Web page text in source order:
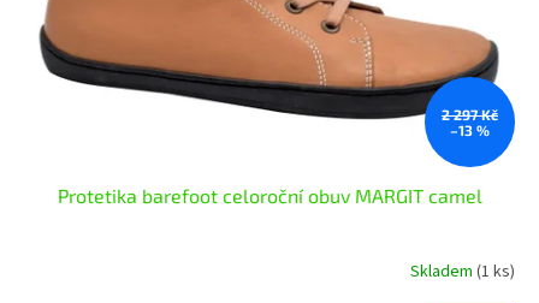
2 297 Kč
–13 %
Protetika barefoot celoroční obuv MARGIT camel
Skladem (1 ks)